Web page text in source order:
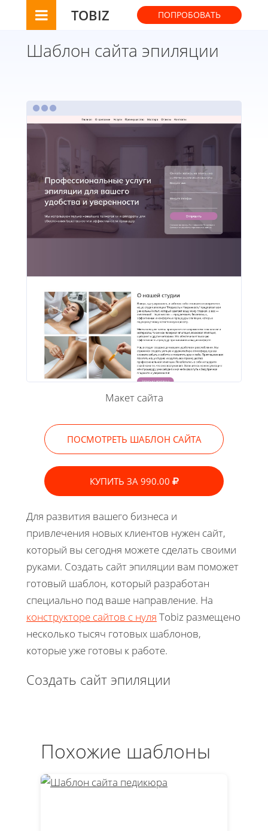
TOBIZ ПОПРОБОВАТЬ
Шаблон сайта эпиляции
Макет сайта
ПОСМОТРЕТЬ ШАБЛОН САЙТА
КУПИТЬ ЗА 990.00
Для развития вашего бизнеса и
привлечения новых клиентов нужен сайт,
который вы сегодня можете сделать своими
руками. Создать сайт эпиляции вам поможет
готовый шаблон, который разработан
специально под ваше направление. На
конструкторе сайтов с нуля Tobiz размещено
несколько тысяч готовых шаблонов,
которые уже готовы к работе.
Создать сайт эпиляции
Похожие шаблоны